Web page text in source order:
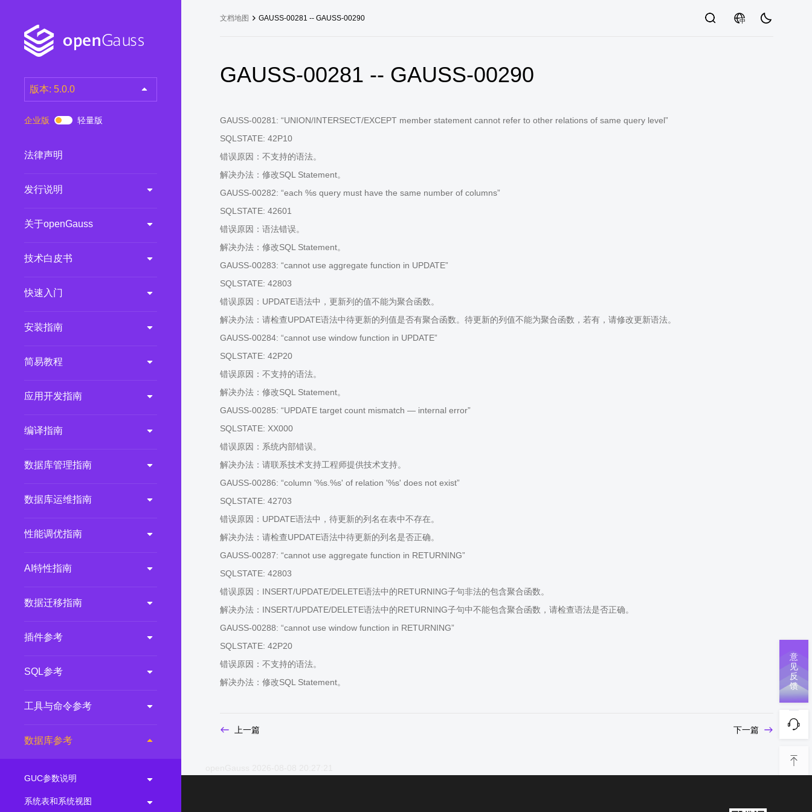
版本: 5.0.0
7.0.0-RC2
6.0.0 (LTS)
5.1.0 (Preview)
2.0.0 (LTS)
3.1.0 (EOM)
2.0.1 (EOM)
1.0.1 (EOM)
企业版 轻量版
法律声明
发行说明
关于openGauss
技术白皮书
快速入门
安装指南
简易教程
应用开发指南
编译指南
数据库管理指南
数据库运维指南
性能调优指南
AI特性指南
数据迁移指南
插件参考
SQL参考
工具与命令参考
数据库参考
GUC参数说明
系统表和系统视图
文档地图 GAUSS-00281 -- GAUSS-00290 中
GAUSS-00281 -- GAUSS-00290
GAUSS-00281: “UNION/INTERSECT/EXCEPT member statement cannot refer to other relations of same query level”
SQLSTATE: 42P10
错误原因：不支持的语法。
解决办法：修改SQL Statement。
GAUSS-00282: “each %s query must have the same number of columns”
SQLSTATE: 42601
错误原因：语法错误。
解决办法：修改SQL Statement。
GAUSS-00283: “cannot use aggregate function in UPDATE”
SQLSTATE: 42803
错误原因：UPDATE语法中，更新列的值不能为聚合函数。
解决办法：请检查UPDATE语法中待更新的列值是否有聚合函数。待更新的列值不能为聚合函数，若有，请修改更新语法。
GAUSS-00284: “cannot use window function in UPDATE”
SQLSTATE: 42P20
错误原因：不支持的语法。
解决办法：修改SQL Statement。
GAUSS-00285: “UPDATE target count mismatch — internal error”
SQLSTATE: XX000
错误原因：系统内部错误。
解决办法：请联系技术支持工程师提供技术支持。
GAUSS-00286: “column '%s.%s' of relation '%s' does not exist”
SQLSTATE: 42703
错误原因：UPDATE语法中，待更新的列名在表中不存在。
解决办法：请检查UPDATE语法中待更新的列名是否正确。
GAUSS-00287: “cannot use aggregate function in RETURNING”
SQLSTATE: 42803
错误原因：INSERT/UPDATE/DELETE语法中的RETURNING子句非法的包含聚合函数。
解决办法：INSERT/UPDATE/DELETE语法中的RETURNING子句中不能包含聚合函数，请检查语法是否正确。
GAUSS-00288: “cannot use window function in RETURNING”
SQLSTATE: 42P20
错误原因：不支持的语法。
解决办法：修改SQL Statement。
上一篇 下一篇
意
见
反
馈